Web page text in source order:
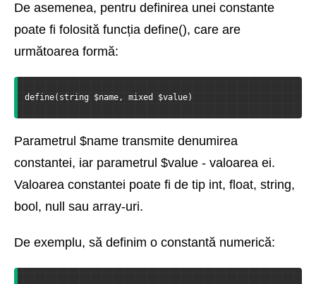
De asemenea, pentru definirea unei constante
poate fi folosită funcția define(), care are
următoarea formă:
define(string $name, mixed $value)
Parametrul $name transmite denumirea
constantei, iar parametrul $value - valoarea ei.
Valoarea constantei poate fi de tip int, float, string,
bool, null sau array-uri.
De exemplu, să definim o constantă numerică: